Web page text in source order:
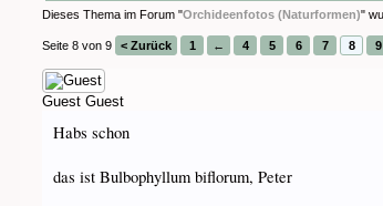
Dieses Thema im Forum "Orchideenfotos (Naturformen)"
Seite 8 von 9 < Zurück 1 ← 4 5 6 7 8 9
Guest Guest
Habs schon
das ist Bulbophyllum biflorum, Peter